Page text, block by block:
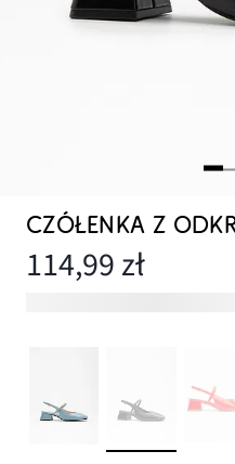
CZÓŁENKA Z
114,99 zł